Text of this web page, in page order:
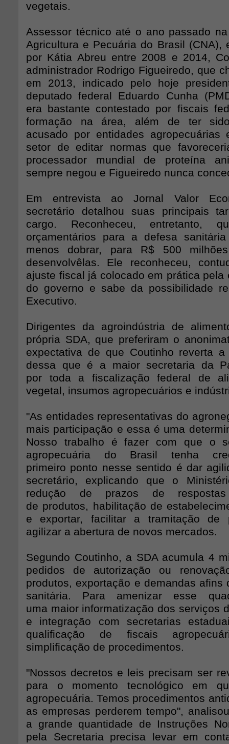
vegetais.
Assessor técnico até o ano passado
Agricultura e Pecuária do Brasil (CNA),
por Kátia Abreu entre 2008 e 2014,
administrador Rodrigo Figueiredo, que
em 2013, indicado pelo hoje
deputado federal Eduardo Cunha
era bastante contestado por fiscais
formação na área, além de ter sido
acusado por entidades agropecuárias
setor de editar normas que
processador mundial de proteína
sempre negou e Figueiredo nunca
Em entrevista ao Jornal Valor
secretário detalhou suas principais
cargo. Reconheceu, entretanto,
orçamentários para a defesa
menos dobrar, para R$ 500
desenvolvê­las. Ele reconheceu,
ajuste fiscal já colocado em prática pela
do governo e sabe da possibilidade
Executivo.
Dirigentes da agroindústria de
própria SDA, que preferiram o
expectativa de que Coutinho reverta
dessa que é a maior secretaria da
por toda a fiscalização federal de
vegetal, insumos agropecuários e
"As entidades representativas do
mais participação e essa é uma
Nosso trabalho é fazer com que o
agropecuária do Brasil tenha
primeiro ponto nesse sentido é dar
secretário, explicando que o
redução de prazos de
de produtos, habilitação de
e exportar, facilitar a tramitação de
agilizar a abertura de novos mercados.
Segundo Coutinho, a SDA acumula 4
pedidos de autorização ou
produtos, exportação e demandas afins
sanitária. Para amenizar esse
uma maior informatização dos serviços
e integração com secretarias
qualificação de fiscais
simplificação de procedimentos.
"Nossos decretos e leis precisam ser
para o momento tecnológico em
agropecuária. Temos procedimentos
as empresas perderem tempo",
a grande quantidade de Instruções
pela Secretaria precisa levar em